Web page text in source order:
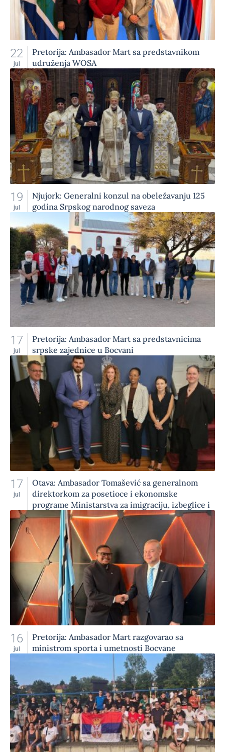
22
jul
Pretorija: Ambasador Mart sa predstavnikom
udruženja WOSA
19
jul
Njujork: Generalni konzul na obeležavanju 125
godina Srpskog narodnog saveza
17
jul
Pretorija: Ambasador Mart sa predstavnicima
srpske zajednice u Bocvani
17
jul
Otava: Ambasador Tomašević sa generalnom
direktorkom za posetioce i ekonomske
programe Ministarstva za imigraciju, izbeglice i
državljanstvo Kanade
16
jul
Pretorija: Ambasador Mart razgovarao sa
ministrom sporta i umetnosti Bocvane